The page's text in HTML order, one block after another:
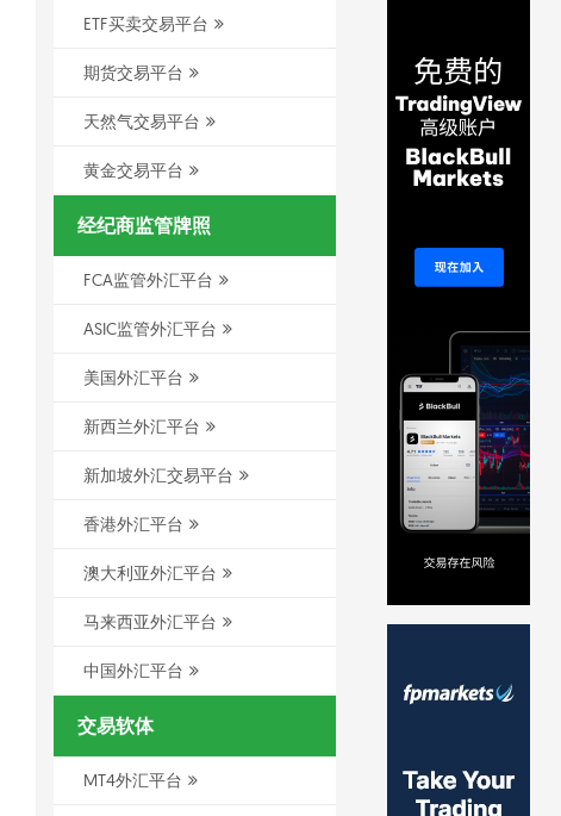
ETF买卖交易平台
期货交易平台
天然气交易平台
黄金交易平台
经纪商监管牌照
FCA监管外汇平台
ASIC监管外汇平台
美国外汇平台
新西兰外汇平台
新加坡外汇交易平台
香港外汇平台
澳大利亚外汇平台
马来西亚外汇平台
中国外汇平台
交易软体
MT4外汇平台